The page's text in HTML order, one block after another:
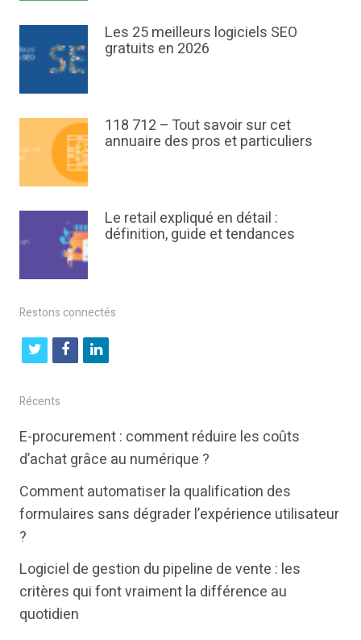
Les 25 meilleurs logiciels SEO
gratuits en 2026
118 712 – Tout savoir sur cet
annuaire des pros et particuliers
Le retail expliqué en détail :
définition, guide et tendances
Restons connectés
t
i
t
f
b
o
l
e
Récents
E-procurement : comment réduire les coûts
d’achat grâce au numérique ?
Comment automatiser la qualification des
formulaires sans dégrader l’expérience utilisateur
?
Logiciel de gestion du pipeline de vente : les
critères qui font vraiment la différence au
quotidien